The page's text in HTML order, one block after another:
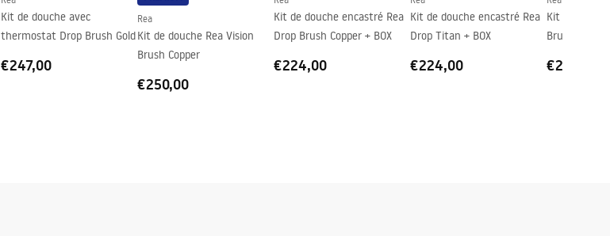
Kit de douche avec
thermostat Drop Brush Gold
€247,00
Rea
Kit de douche Rea Vision
Brush Copper
€250,00
Kit de douche encastré Rea
Drop Brush Copper + BOX
€224,00
Kit de douche encastré Rea
Drop Titan + BOX
€224,00
Kit de
Brush Gold
€228,00